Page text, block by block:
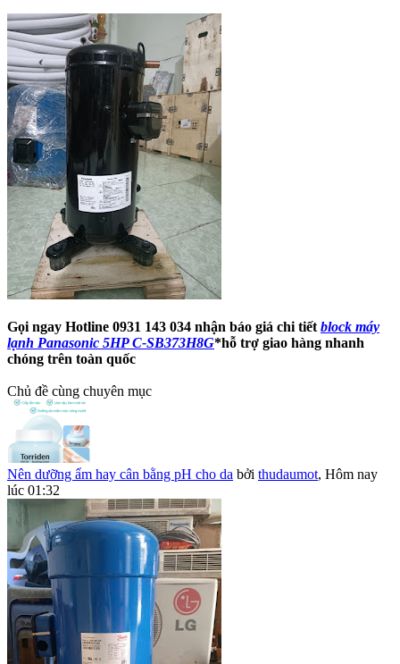
Gọi ngay Hotline 0931 143 034 nhận báo giá chi tiết block máy
lạnh Panasonic 5HP C-SB373H8G*hỗ trợ giao hàng nhanh
chóng trên toàn quốc
Chủ đề cùng chuyên mục
Nên dưỡng ẩm hay cân bằng pH cho da bởi thudaumot, Hôm nay
lúc 01:32